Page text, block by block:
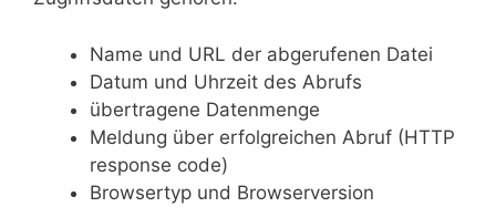
Name und URL der abgerufenen Datei
Datum und Uhrzeit des Abrufs
übertragene Datenmenge
Meldung über erfolgreichen Abruf (HTTP
response code)
Browsertyp und Browserversion